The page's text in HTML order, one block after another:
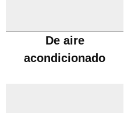
De aire
acondicionado